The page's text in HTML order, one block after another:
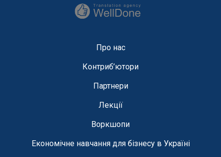
Про нас
Контриб’ютори
Партнери
Лекції
Воркшопи
Економічне навчання для бізнесу в Україні